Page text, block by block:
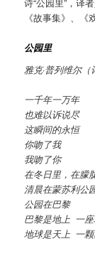
诗“公园里”，译
《故事集》、《
公园里
雅克·普列维尔（
一千年一万年
也难以诉说尽
这瞬间的永恒
你吻了我
我吻了你
在冬日里，在朦
清晨在蒙苏利公
公园在巴黎
巴黎是地上 一
地球是天上 一